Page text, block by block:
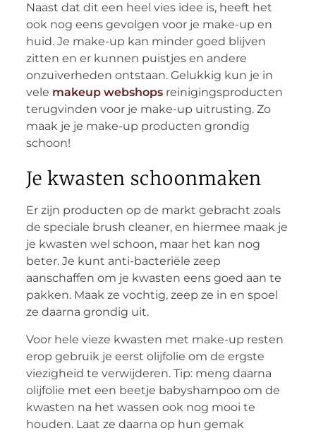
Naast dat dit een heel vies idee is, heeft het
ook nog eens gevolgen voor je make-up en
huid. Je make-up kan minder goed blijven
zitten en er kunnen puistjes en andere
onzuiverheden ontstaan. Gelukkig kun je in
vele makeup webshopsreinigingsproducten
terugvinden voor je make-up uitrusting. Zo
maak je je make-up producten grondig
schoon!
Je kwasten schoonmaken
Er zijn producten op de markt gebracht zoals
de speciale brush cleaner, en hiermee maak je
je kwasten wel schoon, maar het kan nog
beter. Je kunt anti-bacteriële zeep
aanschaffen om je kwasten eens goed aan te
pakken. Maak ze vochtig, zeep ze in en spoel
ze daarna grondig uit.
Voor hele vieze kwasten met make-up resten
erop gebruik je eerst olijfolie om de ergste
viezigheid te verwijderen. Tip: meng daarna
olijfolie met een beetje babyshampoo om de
kwasten na het wassen ook nog mooi te
houden. Laat ze daarna op hun gemak